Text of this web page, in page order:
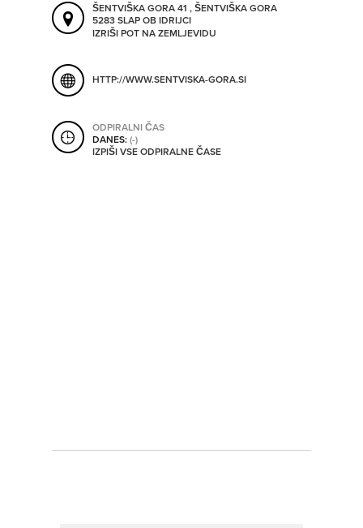
SO ODPRTA V
SHRANI V MOJ ITIS
ŠENTVIŠKA GORA 41 , ŠENTVIŠKA GORA
5283 SLAP OB IDRIJCI
IZRIŠI POT NA ZEMLJEVIDU
HTTP://WWW.SENTVISKA-GORA.SI
ODPIRALNI ČAS
DANES:(-)
IZPIŠI VSE ODPIRALNE ČASE